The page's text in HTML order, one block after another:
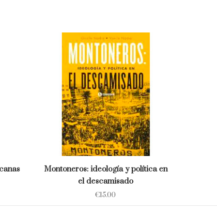
Montoneros: ideología y política en
el descamisado
€15.00